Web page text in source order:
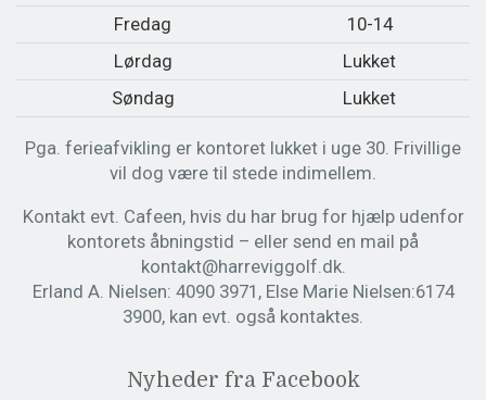
Fredag
10-14
Lørdag
Lukket
Søndag
Lukket
Pga. ferieafvikling er kontoret lukket i uge 30. Frivillige
vil dog være til stede indimellem.
Kontakt evt. Cafeen, hvis du har brug for hjælp udenfor
kontorets åbningstid – eller send en mail på
kontakt@harreviggolf.dk.
Erland A. Nielsen: 4090 3971, Else Marie Nielsen:6174
3900, kan evt. også kontaktes.
Nyheder fra Facebook